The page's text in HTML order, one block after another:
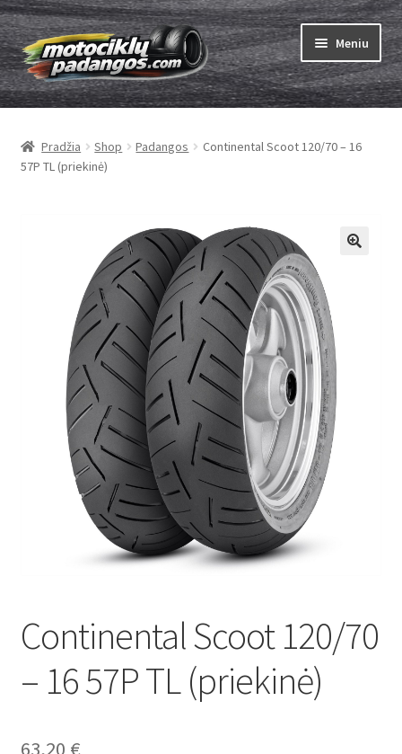
Pereiti
prie
meniu
Pereiti
prie
turinio
Meniu
Padangos
menu
Kameros
menu
Kaip užsisakyti
Kontaktai
Pradžia Shop Padangos
Continental Scoot 120/70 – 16
57P TL (priekinė)
Continental Scoot 120/70
– 16 57P TL (priekinė)
63,20 €